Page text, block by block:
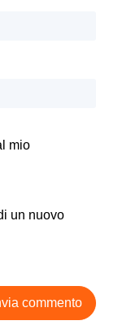
mio
un nuovo